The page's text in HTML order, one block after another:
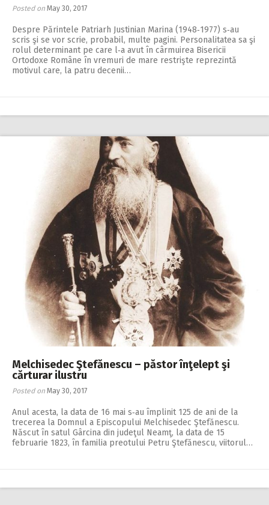
Posted on May 30, 2017
Despre Părintele Patriarh Justinian Marina (1948‑1977) s‑au
scris şi se vor scrie, probabil, multe pagini. Personalitatea sa şi
rolul determinant pe care l‑a avut în cârmuirea Bisericii
Ortodoxe Române în vremuri de mare restrişte reprezintă
motivul care, la patru decenii…
Melchisedec Ştefănescu – păstor înţelept şi
cărturar ilustru
Posted on May 30, 2017
Anul acesta, la data de 16 mai s‑au împlinit 125 de ani de la
trecerea la Domnul a Episcopului Melchisedec Ştefănescu.
Născut în satul Gârcina din judeţul Neamţ, la data de 15
februarie 1823, în familia preotului Petru Ştefănescu, viitorul…